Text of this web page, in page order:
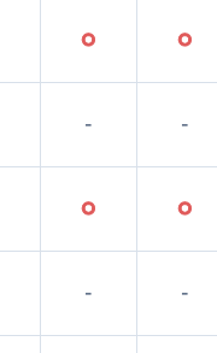
○ ○
- -
○ ○
- -